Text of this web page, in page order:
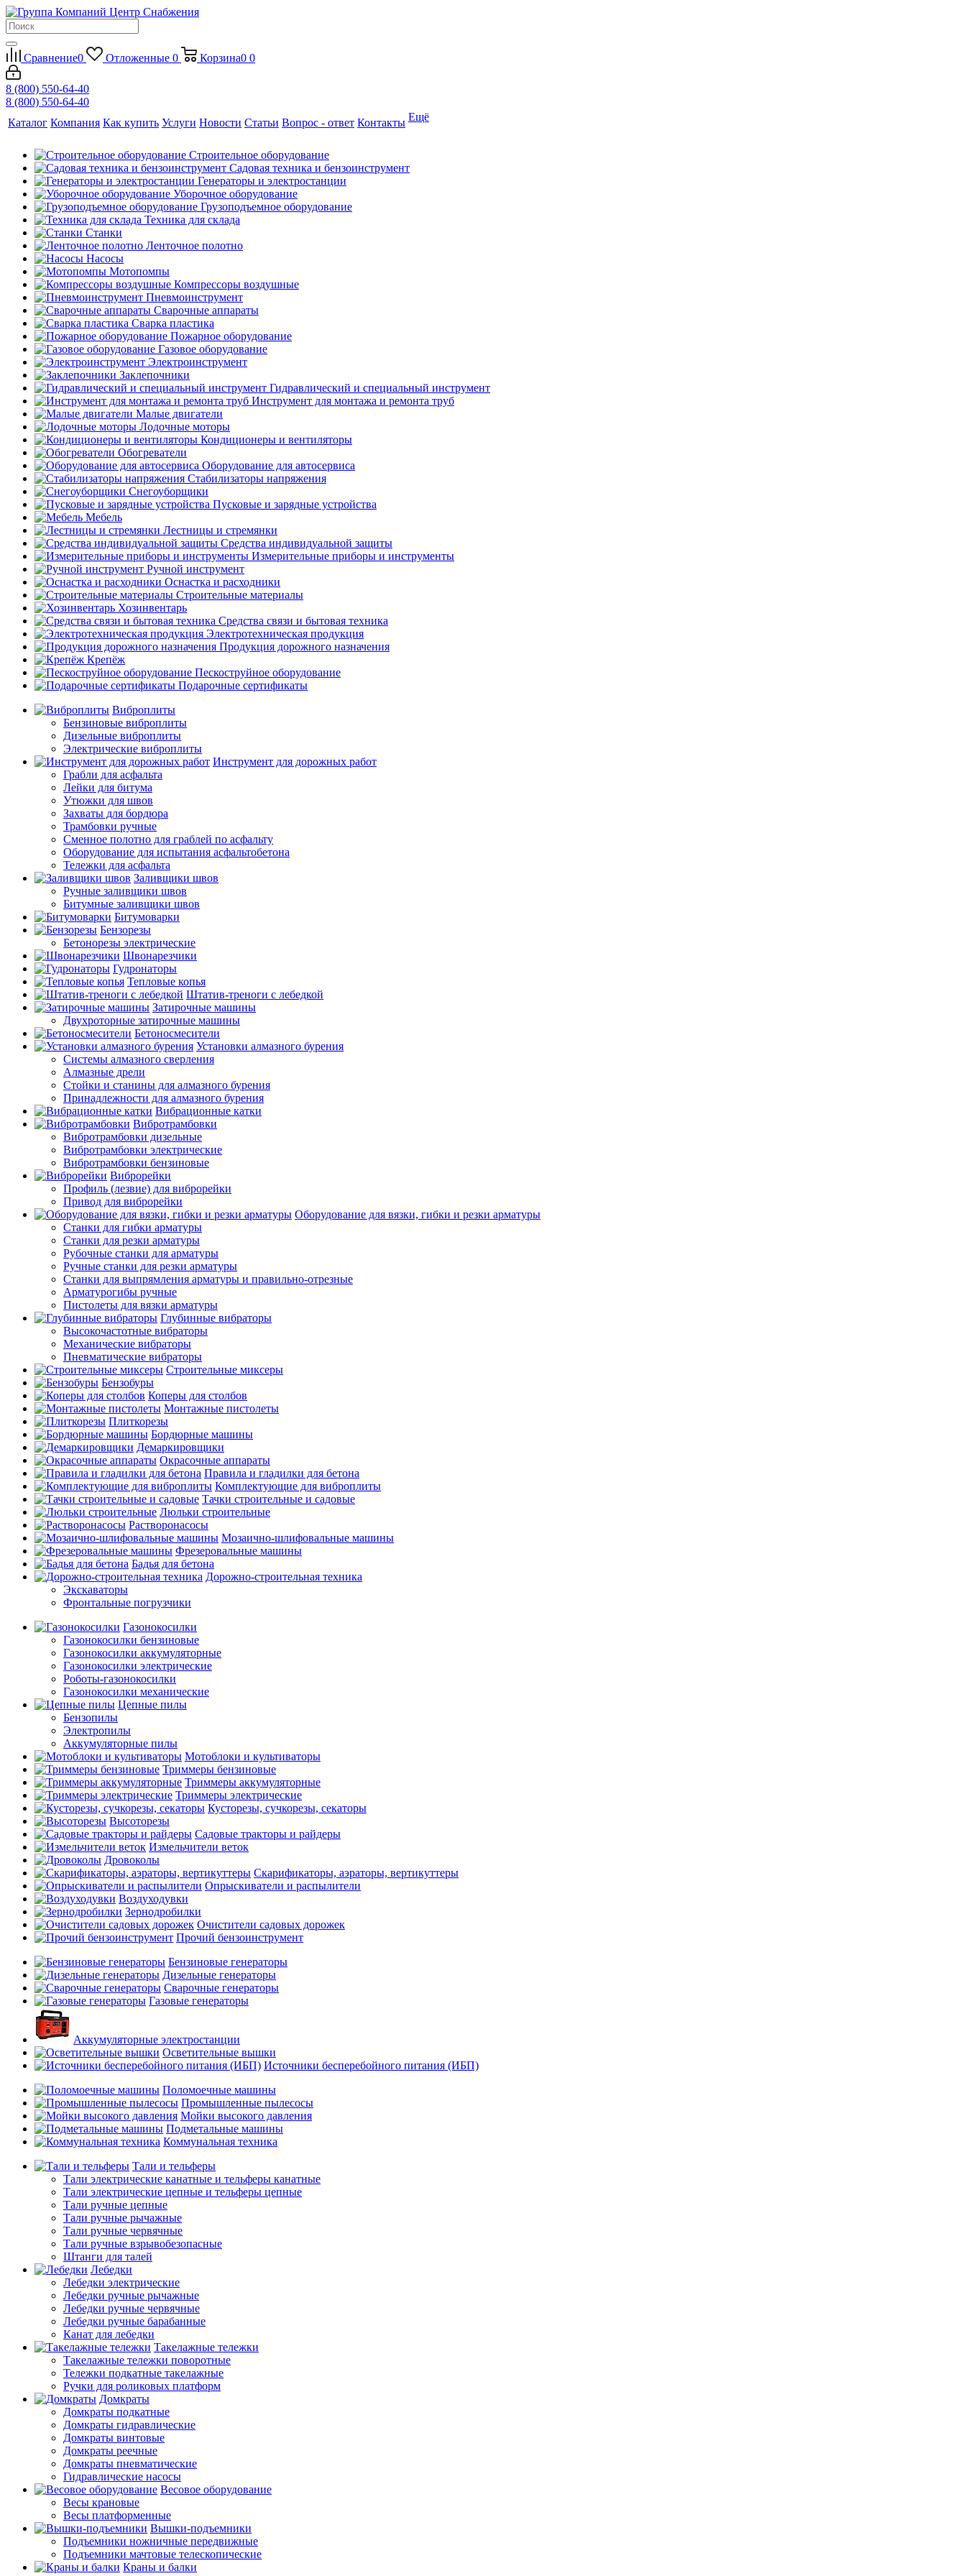
Сравнение0 Отложенные 0 Корзина0 0
8 (800) 550-64-40
8 (800) 550-64-40
Каталог Компания Как купить Услуги Новости Статьи Вопрос - ответ Контакты Ещё
Строительное оборудование
Садовая техника и бензоинструмент
Генераторы и электростанции
Уборочное оборудование
Грузоподъемное оборудование
Техника для склада
Станки
Ленточное полотно
Насосы
Мотопомпы
Компрессоры воздушные
Пневмоинструмент
Сварочные аппараты
Сварка пластика
Пожарное оборудование
Газовое оборудование
Электроинструмент
Заклепочники
Гидравлический и специальный инструмент
Инструмент для монтажа и ремонта труб
Малые двигатели
Лодочные моторы
Кондиционеры и вентиляторы
Обогреватели
Оборудование для автосервиса
Стабилизаторы напряжения
Снегоуборщики
Пусковые и зарядные устройства
Мебель
Лестницы и стремянки
Средства индивидуальной защиты
Измерительные приборы и инструменты
Ручной инструмент
Оснастка и расходники
Строительные материалы
Хозинвентарь
Средства связи и бытовая техника
Электротехническая продукция
Продукция дорожного назначения
Крепёж
Пескоструйное оборудование
Подарочные сертификаты
Виброплиты
Бензиновые виброплиты
Дизельные виброплиты
Электрические виброплиты
Инструмент для дорожных работ
Грабли для асфальта
Лейки для битума
Утюжки для швов
Захваты для бордюра
Трамбовки ручные
Сменное полотно для граблей по асфальту
Оборудование для испытания асфальтобетона
Тележки для асфальта
Заливщики швов
Ручные заливщики швов
Битумные заливщики швов
Битумоварки
Бензорезы
Бетонорезы электрические
Швонарезчики
Гудронаторы
Тепловые копья
Штатив-треноги с лебедкой
Затирочные машины
Двухроторные затирочные машины
Бетоносмесители
Установки алмазного бурения
Системы алмазного сверления
Алмазные дрели
Стойки и станины для алмазного бурения
Принадлежности для алмазного бурения
Вибрационные катки
Вибротрамбовки
Вибротрамбовки дизельные
Вибротрамбовки электрические
Вибротрамбовки бензиновые
Виброрейки
Профиль (лезвие) для виброрейки
Привод для виброрейки
Оборудование для вязки, гибки и резки арматуры
Станки для гибки арматуры
Станки для резки арматуры
Рубочные станки для арматуры
Ручные станки для резки арматуры
Станки для выпрямления арматуры и правильно-отрезные
Арматурогибы ручные
Пистолеты для вязки арматуры
Глубинные вибраторы
Высокочастотные вибраторы
Механические вибраторы
Пневматические вибраторы
Строительные миксеры
Бензобуры
Коперы для столбов
Монтажные пистолеты
Плиткорезы
Бордюрные машины
Демаркировщики
Окрасочные аппараты
Правила и гладилки для бетона
Комплектующие для виброплиты
Тачки строительные и садовые
Люльки строительные
Растворонасосы
Мозаично-шлифовальные машины
Фрезеровальные машины
Бадья для бетона
Дорожно-строительная техника
Экскаваторы
Фронтальные погрузчики
Газонокосилки
Газонокосилки бензиновые
Газонокосилки аккумуляторные
Газонокосилки электрические
Роботы-газонокосилки
Газонокосилки механические
Цепные пилы
Бензопилы
Электропилы
Аккумуляторные пилы
Мотоблоки и культиваторы
Триммеры бензиновые
Триммеры аккумуляторные
Триммеры электрические
Кусторезы, сучкорезы, секаторы
Высоторезы
Садовые тракторы и райдеры
Измельчители веток
Дровоколы
Скарификаторы, аэраторы, вертикуттеры
Опрыскиватели и распылители
Воздуходувки
Зернодробилки
Очистители садовых дорожек
Прочий бензоинструмент
Бензиновые генераторы
Дизельные генераторы
Сварочные генераторы
Газовые генераторы
Аккумуляторные электростанции
Осветительные вышки
Источники бесперебойного питания (ИБП)
Поломоечные машины
Промышленные пылесосы
Мойки высокого давления
Подметальные машины
Коммунальная техника
Тали и тельферы
Тали электрические канатные и тельферы канатные
Тали электрические цепные и тельферы цепные
Тали ручные цепные
Тали ручные рычажные
Тали ручные червячные
Тали ручные взрывобезопасные
Штанги для талей
Лебедки
Лебедки электрические
Лебедки ручные рычажные
Лебедки ручные червячные
Лебедки ручные барабанные
Канат для лебедки
Такелажные тележки
Такелажные тележки поворотные
Тележки подкатные такелажные
Ручки для роликовых платформ
Домкраты
Домкраты подкатные
Домкраты гидравлические
Домкраты винтовые
Домкраты реечные
Домкраты пневматические
Гидравлические насосы
Весовое оборудование
Весы крановые
Весы платформенные
Вышки-подъемники
Подъемники ножничные передвижные
Подъемники мачтовые телескопические
Краны и балки